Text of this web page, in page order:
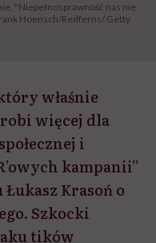
"Niepełnosprawność nas nie
Hoensch/Redferns/ Getty
właśnie
więcej dla
i
kampanii”
Krasoń o
Szkocki
tików